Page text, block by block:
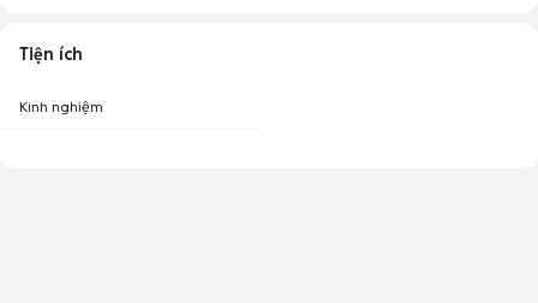
Tiện ích
Kinh nghiệm